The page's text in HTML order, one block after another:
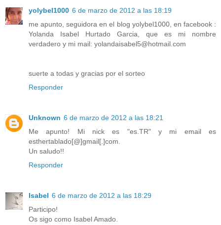
yolybel1000 6 de marzo de 2012 a las 18:19
me apunto, seguidora en el blog yolybel1000, en facebook :
Yolanda Isabel Hurtado Garcia, que es mi nombre
verdadero y mi mail: yolandaisabel5@hotmail.com
suerte a todas y gracias por el sorteo
Responder
Unknown 6 de marzo de 2012 a las 18:21
Me apunto! Mi nick es "es.TR" y mi email es
esthertablado[@]gmail[.]com.
Un saludo!!
Responder
Isabel 6 de marzo de 2012 a las 18:29
Participo!
Os sigo como Isabel Amado.